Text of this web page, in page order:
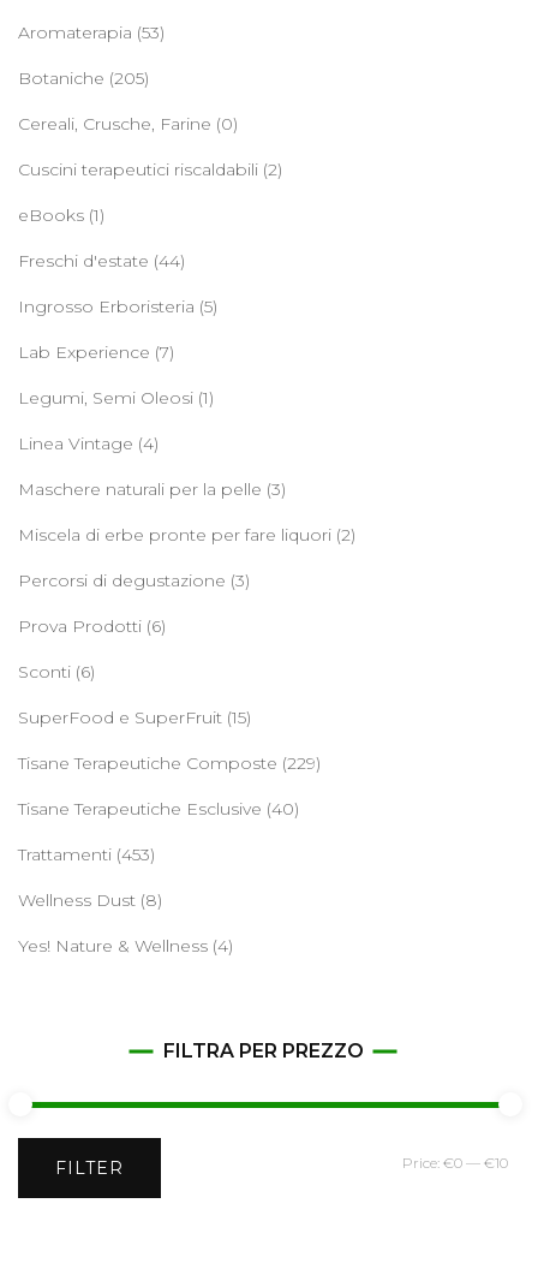
Aromaterapia (53)
Botaniche (205)
Cereali, Crusche, Farine (0)
Cuscini terapeutici riscaldabili (2)
eBooks (1)
Freschi d'estate (44)
Ingrosso Erboristeria (5)
Lab Experience (7)
Legumi, Semi Oleosi (1)
Linea Vintage (4)
Maschere naturali per la pelle (3)
Miscela di erbe pronte per fare liquori (2)
Percorsi di degustazione (3)
Prova Prodotti (6)
Sconti (6)
SuperFood e SuperFruit (15)
Tisane Terapeutiche Composte (229)
Tisane Terapeutiche Esclusive (40)
Trattamenti (453)
Wellness Dust (8)
Yes! Nature & Wellness (4)
FILTRA PER PREZZO
Min
FILTER Price: €0 — €10